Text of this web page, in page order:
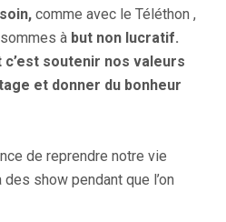
comme avec le Téléthon ,
à but non lucratif.
soutenir nos valeurs
et donner du bonheur
de reprendre notre vie
show pendant que l’on